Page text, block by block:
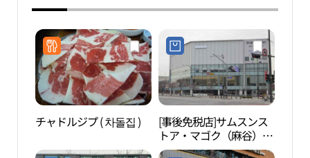
チャドルジプ ( 차돌집 )
[事後免税店]サムスンス
トア・マゴク（麻谷）
(삼성스토어 마곡)